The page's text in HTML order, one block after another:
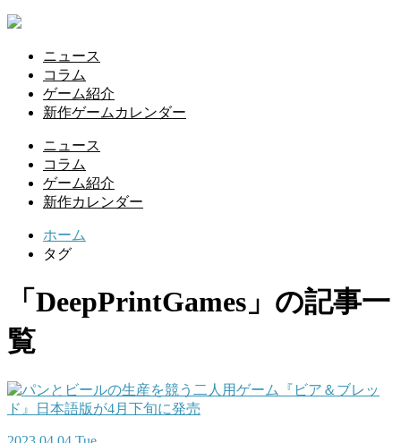
ニュース
コラム
ゲーム紹介
新作ゲームカレンダー
ニュース
コラム
ゲーム紹介
新作カレンダー
ホーム
タグ
「DeepPrintGames」の記事一
覧